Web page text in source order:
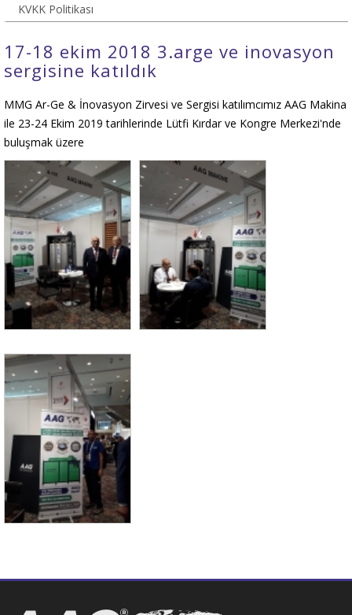
KVKK Politikası
17-18 ekim 2018 3.arge ve inovasyon
sergisine katıldık
MMG Ar-Ge & İnovasyon Zirvesi ve Sergisi katılımcımız AAG Makina
ile 23-24 Ekim 2019 tarihlerinde Lütfi Kırdar ve Kongre Merkezi'nde
buluşmak üzere